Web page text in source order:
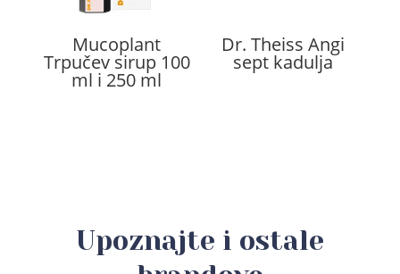
Mucoplant
Trpučev sirup 100
ml i 250 ml
Dr. Theiss Angi
sept kadulja
Upoznajte i ostale